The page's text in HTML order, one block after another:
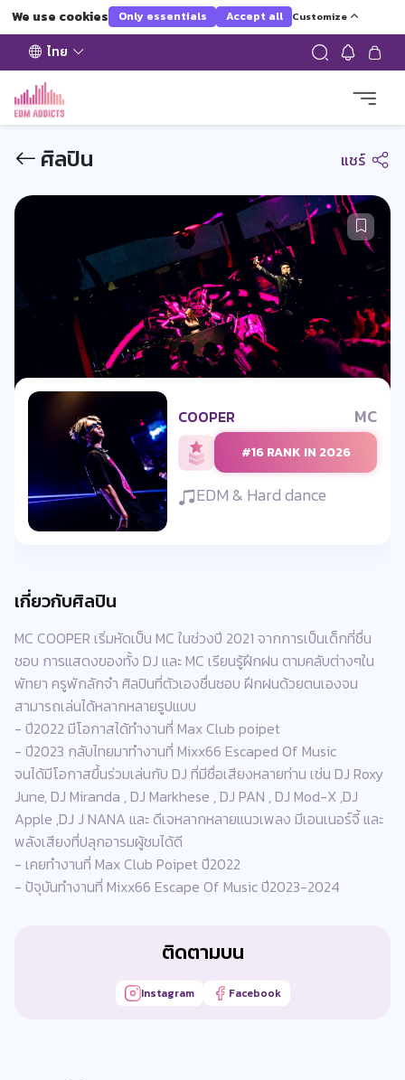
We use cookies Only essentials Accept all Customize
ไทย
ศิลปิน แชร์
COOPER MC
#16 RANK IN 2026
EDM & Hard dance
เกี่ยวกับศิลปิน
MC COOPER เริ่มหัดเป็น MC ในช่วงปี 2021 จากการเป็นเด็กที่ชื่น
ชอบ การแสดงของทั้ง DJ และ MC เรียนรู้ฝึกฝน ตามคลับต่างๆใน
พัทยา ครูพักลักจำ ศิลปินที่ตัวเองชื่นชอบ ฝึกฝนด้วยตนเองจน
สามารถเล่นได้หลากหลายรูปแบบ
- ปี2022 มีโอกาสได้ทำงานที่ Max Club poipet
- ปี2023 กลับไทยมาทำงานที่ Mixx66 Escaped Of Music
จนได้มีโอกาสขึ้นร่วมเล่นกับ DJ ที่มีชื่อเสียงหลายท่าน เช่น DJ Roxy
June, DJ Miranda , DJ Markhese , DJ PAN , DJ Mod-X ,DJ
Apple ,DJ J NANA และ ดีเจหลากหลายแนวเพลง มีเอนเนอร์จี้ และ
พลังเสียงที่ปลุกอารมผู้ชมได้ดี
- เคยทำงานที่ Max Club Poipet ปี2022
- ปัจุบันทำงานที่ Mixx66 Escape Of Music ปี2023-2024
ติดตามบน
Instagram Facebook